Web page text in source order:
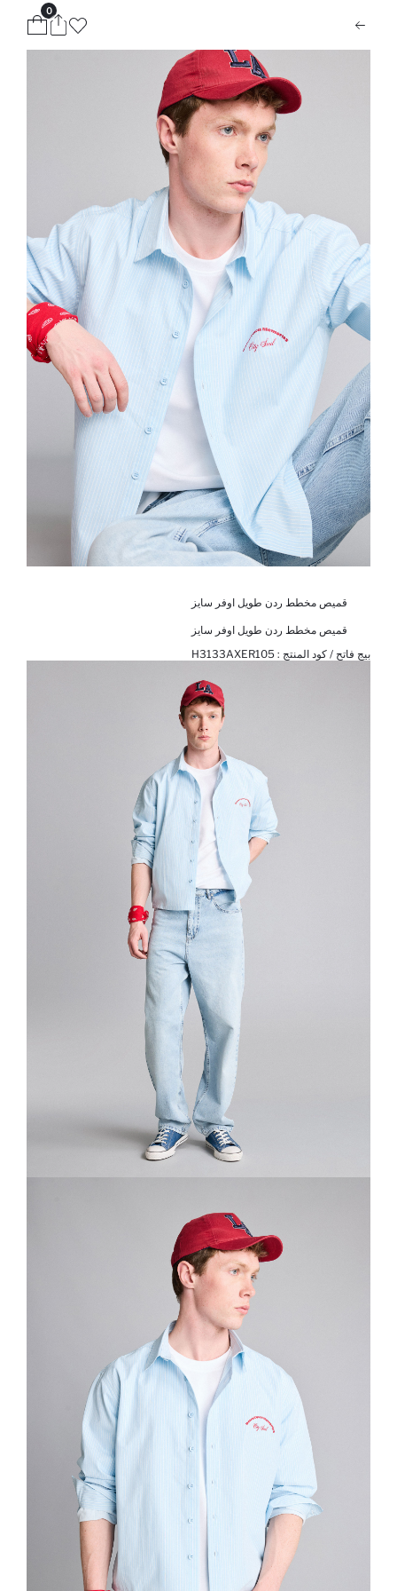
0
قميص مخطط ردن طويل اوفر سايز
قميص مخطط ردن طويل اوفر سايز
بيج فاتح / كود المنتج : H3133AXER105